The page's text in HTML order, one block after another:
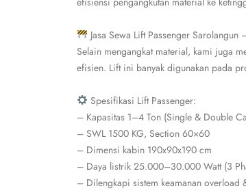
Jasa Sewa Lift Passenger
Selain mengangkat material, kami juga
efisien. Lift ini banyak digunakan pada
Spesifikasi Lift Passenger:
– Kapasitas 1–4 Ton (Single & Double
– SWL 1500 KG, Section 60×60
– Dimensi kabin 190x90x190 cm
– Daya listrik 25.000–30.000 Watt (3
– Dilengkapi sistem keamanan overload